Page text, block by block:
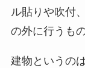
ル貼りや吹付
の外に行うも
建物というの